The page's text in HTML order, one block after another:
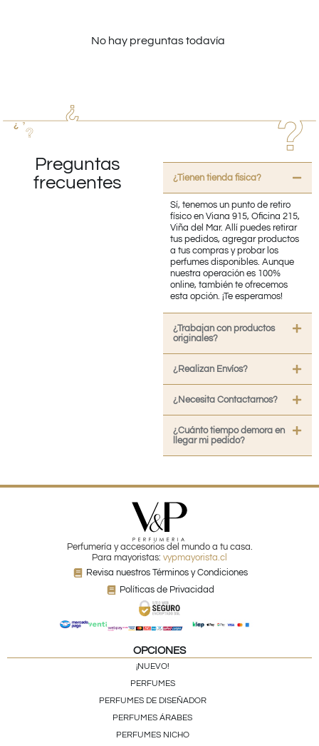
No hay preguntas todavía
Preguntas
frecuentes
¿Tienen tienda fisica?
Sí, tenemos un punto de retiro
físico en Viana 915, Oficina 215,
Viña del Mar. Allí puedes retirar
tus pedidos, agregar productos
a tus compras y probar los
perfumes disponibles. Aunque
nuestra operación es 100%
online, también te ofrecemos
esta opción. ¡Te esperamos!
¿Trabajan con productos
originales?
¿Realizan Envíos?
¿Necesita Contactarnos?
¿Cuánto tiempo demora en
llegar mi pedido?
Perfumería y accesorios del mundo a tu casa.
Para mayoristas: vypmayorista.cl
Revisa nuestros Términos y Condiciones
Políticas de Privacidad
OPCIONES
¡NUEVO!
PERFUMES
PERFUMES DE DISEÑADOR
PERFUMES ÁRABES
PERFUMES NICHO